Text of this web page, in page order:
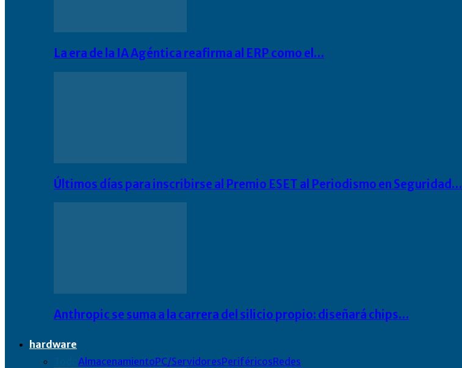
La era de la IA Agéntica reafirma al ERP como el…
Últimos días para inscribirse al Premio ESET al Periodismo en Seguridad…
Anthropic se suma a la carrera del silicio propio: diseñará chips…
hardware
AlmacenamientoPC/ServidoresPeriféricosRedes